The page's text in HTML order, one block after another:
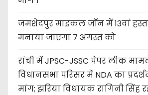
जमशेदपुर माइकल जॉन में 13वां
मनाया जाएगा 7 अगस्त को
रांची में JPSC-JSSC पेपर लीक
विधानसभा परिसर में NDA का
मांग; झरिया विधायक रागिनी सिंह